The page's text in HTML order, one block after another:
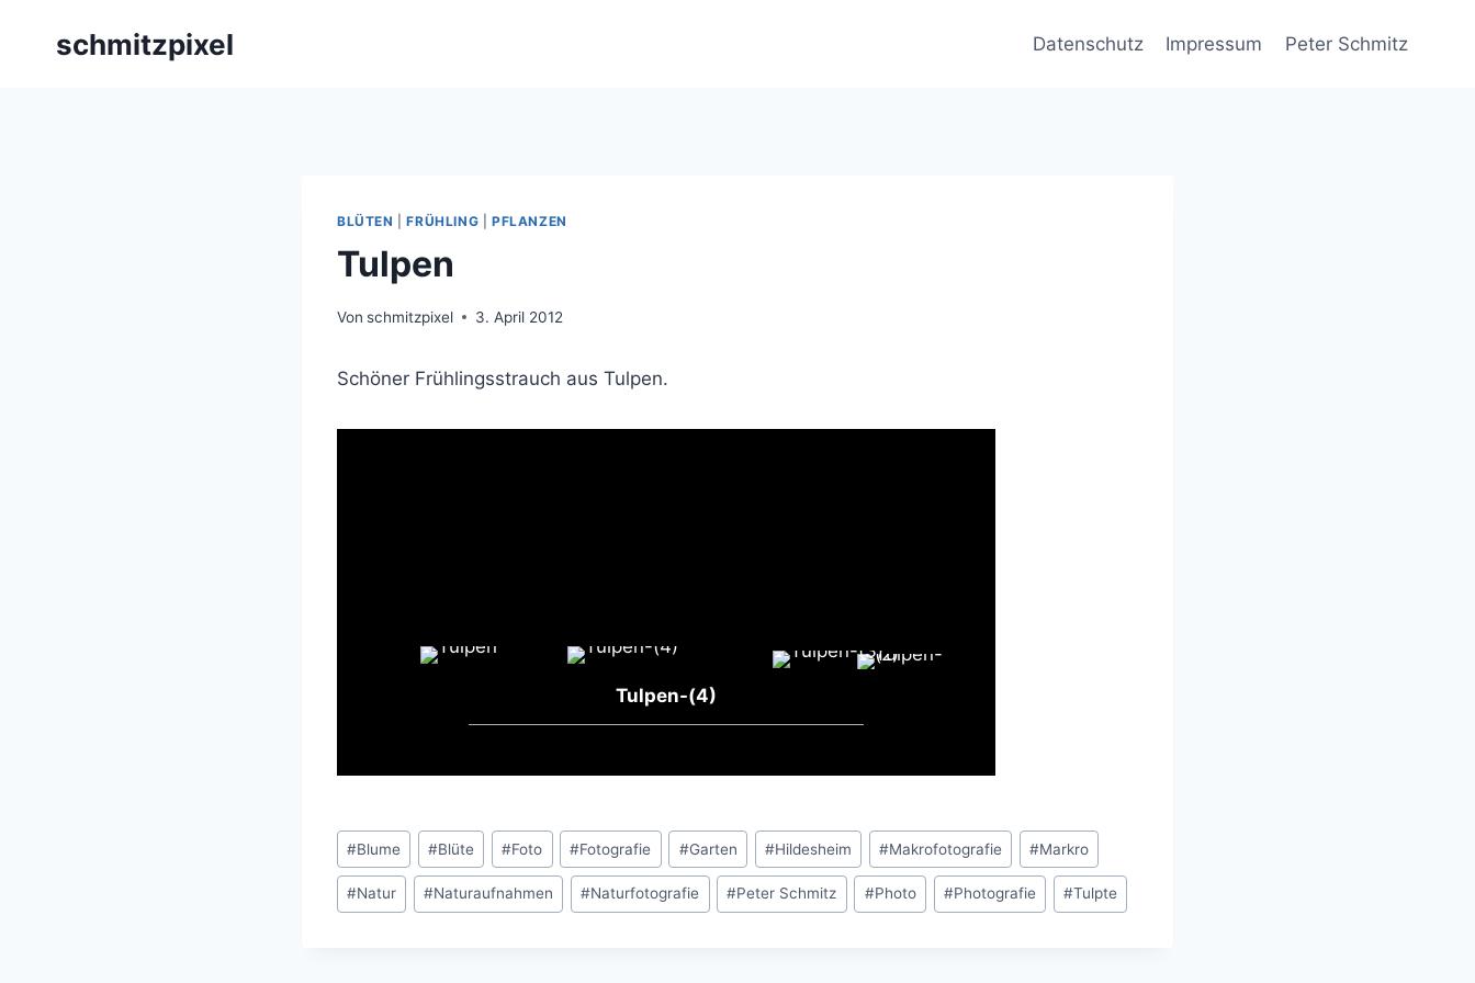
schmitzpixel Datenschutz Impressum Peter Schmitz
BLÜTEN |FRÜHLING PFLANZEN
Tulpen
Von schmitzpixel 3. April 2012
Schöner Frühlingsstrauch aus Tulpen.
Tulpen-(4)
Schlagworte:
#Blume #Blüte #Foto #Fotografie #Garten #Hildesheim #Makrofotografie #Markro
#Natur #Naturaufnahmen #Naturfotografie #Peter Schmitz #Photo #Photografie #Tulpte